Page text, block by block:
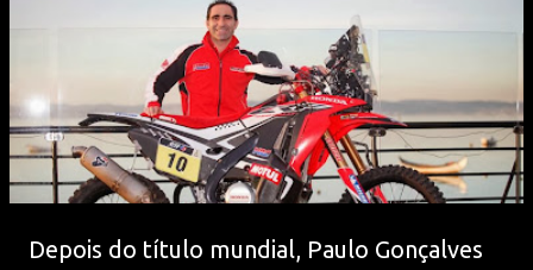
Depois do título mundial, Paulo Gonçalves